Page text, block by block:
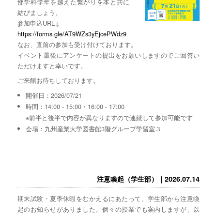
部学科学年を越えた繋がりを本と共に
結びましょう。
参加申込URL↓
https://forms.gle/AT9WZs3yEjcePWdz9
なお、直前の参加も受け付けております。
イベント最後にアンケートの提出をお願いしますのでご回答い
ただけますと幸いです。
ご来館お待ちしております。
開催日：2026/07/21
時間：14:00 - 15:00・16:00 - 17:00
※前半と後半で内容が異なりますので連続して参加可能です
会場：九州産業大学図書館3階グループ学習室３
注意喚起（学生部）｜2026.07.14
期末試験・夏季休暇をむかえるにあたって、学生部から注意喚
起のお知らせがありました。個々の授業でも案内しますが、以